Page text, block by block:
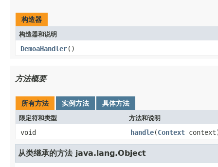
构造器
构造器和说明
DemoaHandler()
方法概要
所有方法 实例方法 具体方法
限定符和类型 方法和说明
void handle(Context
从类继承的方法 java.lang.Object